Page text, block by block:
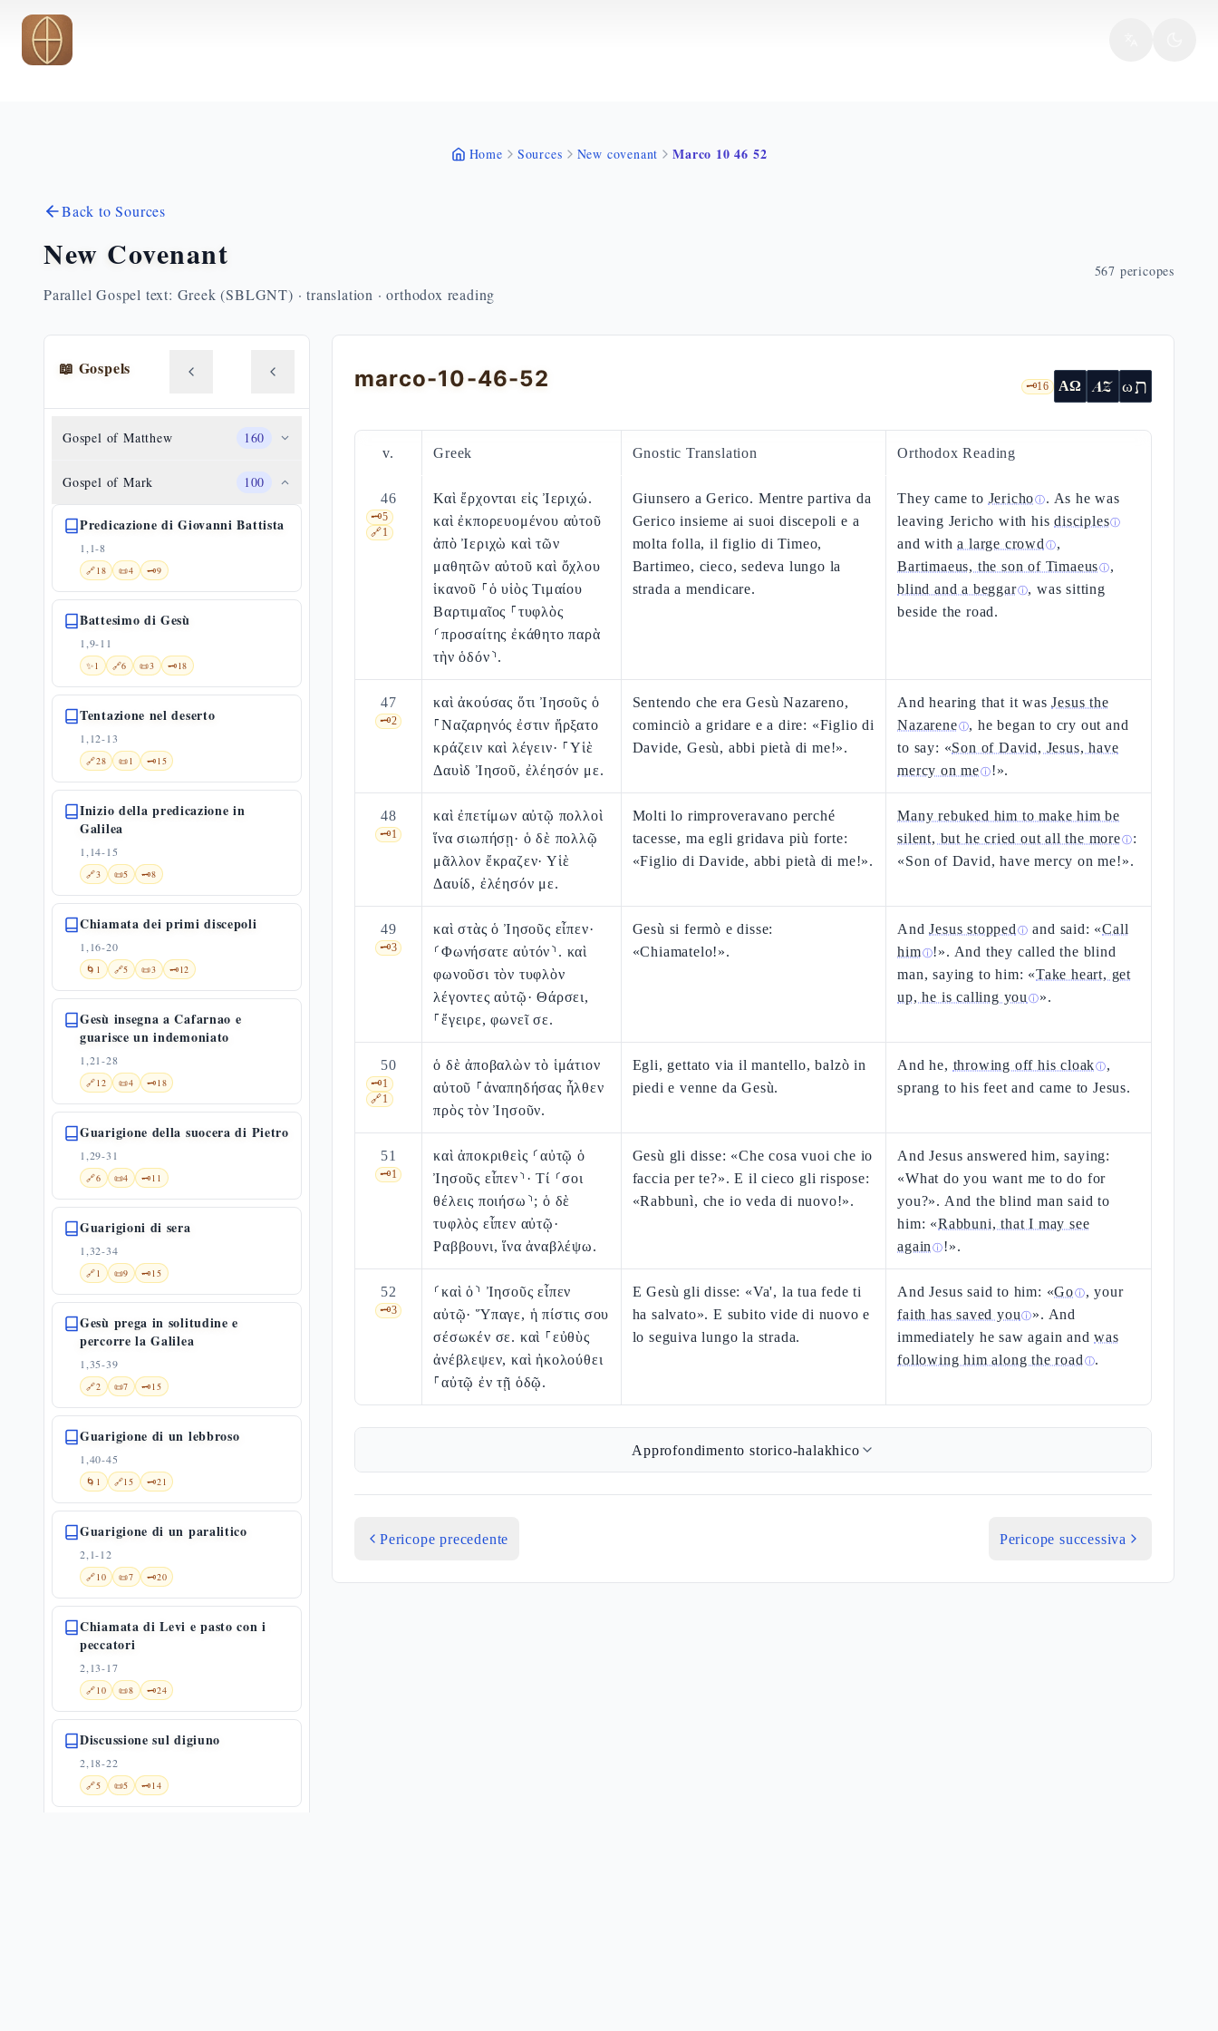
Skip to main content
Home Sources New covenant Marco 10 46 52
Back to Sources
New Covenant
Parallel Gospel text: Greek (SBLGNT) · translation · orthodox reading
567 pericopes
📖 Gospels
Gospel of Matthew 160
Gospel of Mark 100
Predicazione di Giovanni Battista
1,1-8
🔗18 📜4 🗝️9
Battesimo di Gesù
1,9-11
✨1 🔗6 📜3 🗝️18
Tentazione nel deserto
1,12-13
🔗28 📜1 🗝️15
Inizio della predicazione in
Galilea
1,14-15
🔗3 📜5 🗝️8
Chiamata dei primi discepoli
1,16-20
🌀 1 🔗5 📜3 🗝️12
Gesù insegna a Cafarnao e
guarisce un indemoniato
1,21-28
🔗12 📜4 🗝️18
Guarigione della suocera di Pietro
1,29-31
🔗6 📜4 🗝️11
Guarigioni di sera
1,32-34
🔗1 📜9 🗝️15
Gesù prega in solitudine e
percorre la Galilea
1,35-39
🔗2 📜7 🗝️15
Guarigione di un lebbroso
1,40-45
🌀 1 🔗15 🗝️21
Guarigione di un paralitico
2,1-12
🔗10 📜7 🗝️20
Chiamata di Levi e pasto con i
peccatori
2,13-17
🔗10 📜8 🗝️24
Discussione sul digiuno
2,18-22
🔗5 📜5 🗝️14
marco-10-46-52 🗝️16 ΑΩ AZ ωת
v. Greek Gnostic Translation Orthodox Reading
46
🗝️5
🔗1
Καὶ ἔρχονται εἰς Ἰεριχώ.
καὶ ἐκπορευομένου αὐτοῦ
ἀπὸ Ἰεριχὼ καὶ τῶν
μαθητῶν αὐτοῦ καὶ ὄχλου
ἱκανοῦ ⸀ὁ υἱὸς Τιμαίου
Βαρτιμαῖος ⸀τυφλὸς
⸂προσαίτης ἐκάθητο παρὰ
τὴν ὁδόν⸃.
Giunsero a Gerico. Mentre partiva da
Gerico insieme ai suoi discepoli e a
molta folla, il figlio di Timeo,
Bartimeo, cieco, sedeva lungo la
strada a mendicare.
They came to Jerichoⓘ. As he was
leaving Jericho with hisdisciplesⓘ
and witha large crowd ⓘ,
Bartimaeus, the son of Timaeusⓘ,
blind and a beggarⓘ, was sitting
beside the road.
47
🗝️2
καὶ ἀκούσας ὅτι Ἰησοῦς ὁ
⸀Ναζαρηνός ἐστιν ἤρξατο
κράζειν καὶ λέγειν· ⸀Υἱὲ
Δαυὶδ Ἰησοῦ, ἐλέησόν με.
Sentendo che era Gesù Nazareno,
cominciò a gridare e a dire: «Figlio di
Davide, Gesù, abbi pietà di me!».
And hearing that it wasJesus the
Nazareneⓘ, he began to cry out and
to say: «Son of David, Jesus, have
mercy on meⓘ!».
48
🗝️1
καὶ ἐπετίμων αὐτῷ πολλοὶ
ἵνα σιωπήσῃ· ὁ δὲ πολλῷ
μᾶλλον ἔκραζεν· Υἱὲ
Δαυίδ, ἐλέησόν με.
Molti lo rimproveravano perché
tacesse, ma egli gridava più forte:
«Figlio di Davide, abbi pietà di me!».
Many rebuked him to make him be
silent, but he cried out all the moreⓘ:
«Son of David, have mercy on me!».
49
🗝️3
καὶ στὰς ὁ Ἰησοῦς εἶπεν·
⸂Φωνήσατε αὐτόν⸃. καὶ
φωνοῦσι τὸν τυφλὸν
λέγοντες αὐτῷ· Θάρσει,
⸀ἔγειρε, φωνεῖ σε.
Gesù si fermò e disse:
«Chiamatelo!».
AndJesus stopped ⓘ and said: «Call
himⓘ!». And they called the blind
man, saying to him: «Take heart, get
up, he is calling you ⓘ».
50
🗝️1
🔗1
ὁ δὲ ἀποβαλὼν τὸ ἱμάτιον
αὐτοῦ ⸀ἀναπηδήσας ἦλθεν
πρὸς τὸν Ἰησοῦν.
Egli, gettato via il mantello, balzò in
piedi e venne da Gesù.
And he, throwing off his cloakⓘ,
sprang to his feet and came to Jesus.
51
🗝️1
καὶ ἀποκριθεὶς ⸂αὐτῷ ὁ
Ἰησοῦς εἶπεν⸃· Τί ⸂σοι
θέλεις ποιήσω⸃; ὁ δὲ
τυφλὸς εἶπεν αὐτῷ·
Ραββουνι, ἵνα ἀναβλέψω.
Gesù gli disse: «Che cosa vuoi che io
faccia per te?». E il cieco gli rispose:
«Rabbunì, che io veda di nuovo!».
And Jesus answered him, saying:
«What do you want me to do for
you?». And the blind man said to
him: «Rabbuni, that I may see
again ⓘ!».
52
🗝️3
⸂καὶ ὁ⸃ Ἰησοῦς εἶπεν
αὐτῷ· Ὕπαγε, ἡ πίστις σου
σέσωκέν σε. καὶ ⸀εὐθὺς
ἀνέβλεψεν, καὶ ἠκολούθει
⸀αὐτῷ ἐν τῇ ὁδῷ.
E Gesù gli disse: «Va', la tua fede ti
ha salvato». E subito vide di nuovo e
lo seguiva lungo la strada.
And Jesus said to him: «Goⓘ, your
faith has saved you ⓘ». And
immediately he saw again andwas
following him along the road ⓘ.
Approfondimento storico-halakhico
Pericope precedente Pericope successiva